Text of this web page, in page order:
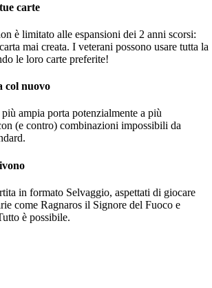
carte
è limitato alle espansioni dei 2 anni scorsi:
mai creata. I veterani possono usare tutta la
le loro carte preferite!
col nuovo
ampia porta potenzialmente a più
(e contro) combinazioni impossibili da
in formato Selvaggio, aspettati di giocare
come Ragnaros il Signore del Fuoco e
è possibile.